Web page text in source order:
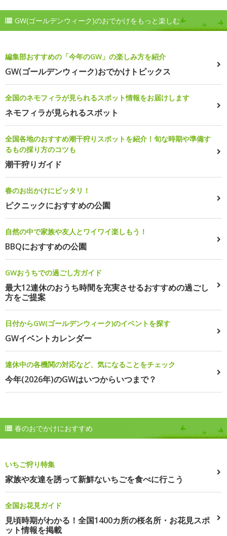
GW(ゴールデンウィーク)のおでかけをもっと楽しむ
編集部おすすめの「今年のGW」の楽しみ方を紹介
GW(ゴールデンウィーク)おでかけトピックス
全国のネモフィラが見られるスポット情報をお届けします
ネモフィラが見られるスポット
全国各地のおすすめ潮干狩りスポットを紹介！旬な時期や準備す
るもの採り方のコツも
潮干狩りガイド
春のお出かけにピッタリ！
ピクニックにおすすめの公園
自然の中で家族や友人とワイワイ楽しもう！
BBQにおすすめの公園
GWおうちでの過ごし方ガイド
最大12連休のおうち時間を充実させるおすすめの過ごし
方をご提案
日付からGW(ゴールデンウィーク)のイベントを探す
GWイベントカレンダー
連休中の各機関の対応など、気になることをチェック
今年(2026年)のGWはいつからいつまで？
春のおでかけにおすすめ
いちご狩り特集
家族や友達を誘って新鮮ないちごを食べに行こう
全国お花見ガイド
見頃時期がわかる！全国1400カ所の桜名所・お花見スポ
ット情報を掲載